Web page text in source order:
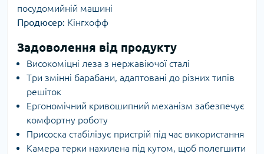
посудомийній машині
Продюсер: Кінгхофф
Задоволення від продукту
Високоміцні леза з нержавіючої сталі
Три змінні барабани, адаптовані до різних типів
решіток
Ергономічний кривошипний механізм забезпечує
комфортну роботу
Присоска стабілізує пристрій під час використання
Камера терки нахилена під кутом, щоб полегшити